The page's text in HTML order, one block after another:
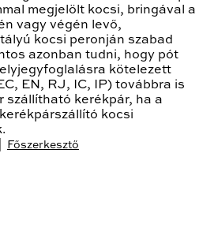
megjelölt kocsi, bringával a
vagy végén levő,
kocsi peronján szabad
azonban tudni, hogy pót
kötelezett
EN, RJ, IC, IP) továbbra is
szállítható kerékpár, ha a
kocsi
Főszerkesztő